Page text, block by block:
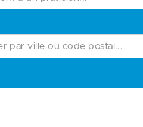
par ville ou code postal...